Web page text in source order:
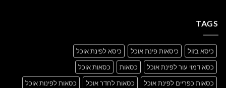
TAGS
כיסא בזול כיסאות פינת אוכל
כיסא לפינת אוכל
כסא דמוי עור לפינת אוכל
כסאות
כסאות אוכל
כסאות כפריים לפינת אוכל
כסאות לחדר אוכל
כסאות לפינות אוכל